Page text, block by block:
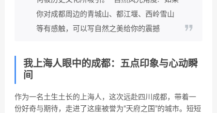
你对成都周边的青城山、都江堰、西岭雪山
等有感触，可以写自然之美给你的震撼
我上海人眼中的成都：五点印象与心动瞬
间
作为一名土生土长的上海人，这次远赴四川成都，带着一
份好奇与期待，走进了这座被誉为“天府之国”的城市。短短